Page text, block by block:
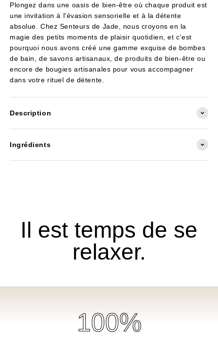
Plongez dans une oasis de bien-être où chaque produit est
une invitation à l'évasion sensorielle et à la détente
absolue. Chez Senteurs de Jade, nous croyons en la
magie des petits moments de plaisir quotidien, et c'est
pourquoi nous avons créé une gamme exquise de bombes
de bain, de savons artisanaux, de produits de bien-être ou
encore de bougies artisanales pour vous accompagner
dans votre rituel de détente.
Description
Ingrédients
Il est temps de se
relaxer.
100%